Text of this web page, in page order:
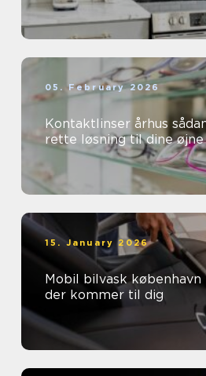
05. February 2026
Kontaktlinser århus sådan finder du den
rette løsning til dine øjne
15. January 2026
Mobil bilvask københavn nem bilpleje
der kommer til dig